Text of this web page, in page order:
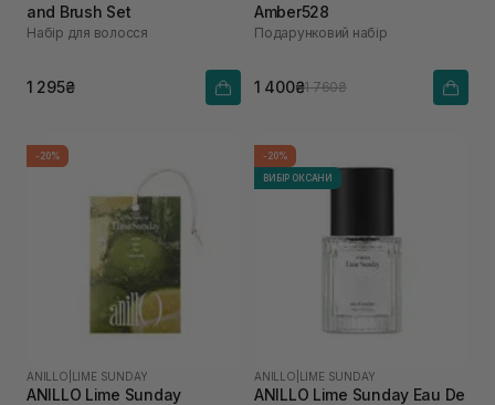
and Brush Set
Набір для волосся
1 295₴
Amber528
Подарунковий набір
1 400₴1 760₴
-20%
ANILLO LIME SUNDAY
ANILLO Lime Sunday
-20%
ВИБІР ОКСАНИ
ANILLO LIME SUNDAY
ANILLO Lime Sunday Eau De